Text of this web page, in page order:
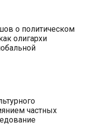
о политическом
олигархи
частных